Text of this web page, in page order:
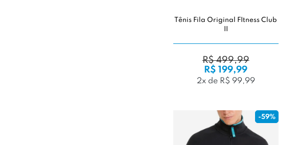
Tênis Fila Original FItness Club
R$ 499,99
R$ 199,99
2x de R$ 99,99
-59%